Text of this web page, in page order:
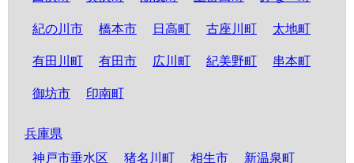
紀の川市 橋本市 日高町 古座川町 太地町
有田川町 有田市 広川町 紀美野町 串本町
御坊市 印南町
兵庫県
神戸市垂水区
猪名川町 相生市 新温泉町